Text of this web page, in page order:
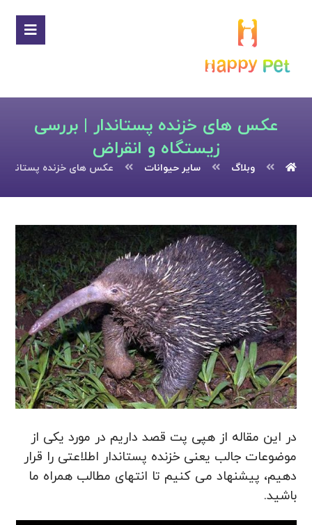
عکس های خزنده پستاندار | بررسی
زیستگاه و انقراض
وبلاگ سایر حیوانات عکس های خزنده پستاندار
در این مقاله از هپی پت قصد داریم در مورد یکی از
موضوعات جالب یعنی خزنده پستاندار اطلاعتی را قرار
دهیم، پیشنهاد می کنیم تا انتهای مطالب همراه ما
باشید.